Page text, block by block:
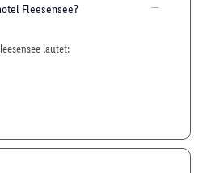
Fleesensee?
lautet: